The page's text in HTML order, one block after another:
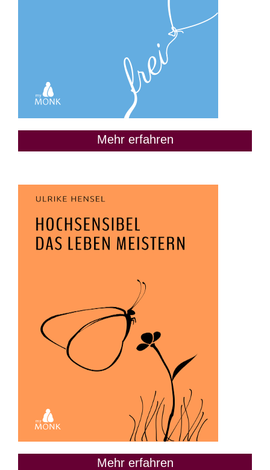
Mehr erfahren
Mehr erfahren